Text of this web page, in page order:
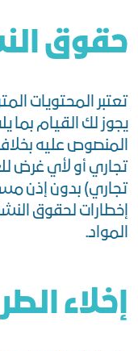
حقوق
تعتبر المحتويات
يجوز لك القيام بما
المنصوص عليه
تجاري أو لأي غرض
تجاري) بدون إذن
إخطارات لحقوق
المواد.
إخلاء